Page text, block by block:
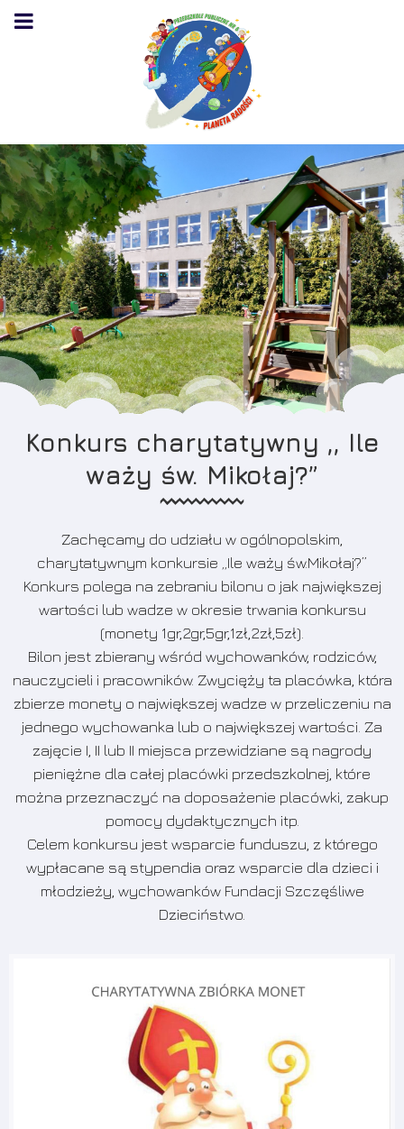
Konkurs charytatywny ,, Ile
waży św. Mikołaj?”
Zachęcamy do udziału w ogólnopolskim,
charytatywnym konkursie „Ile waży św.Mikołaj?”
Konkurs polega na zebraniu bilonu o jak największej
wartości lub wadze w okresie trwania konkursu
(monety 1gr,2gr,5gr,1zł,2zł,5zł).
Bilon jest zbierany wśród wychowanków, rodziców,
nauczycieli i pracowników. Zwycięży ta placówka, która
zbierze monety o największej wadze w przeliczeniu na
jednego wychowanka lub o największej wartości. Za
zajęcie I, II lub II miejsca przewidziane są nagrody
pieniężne dla całej placówki przedszkolnej, które
można przeznaczyć na doposażenie placówki, zakup
pomocy dydaktycznych itp.
Celem konkursu jest wsparcie funduszu, z którego
wypłacane są stypendia oraz wsparcie dla dzieci i
młodzieży, wychowanków Fundacji Szczęśliwe
Dzieciństwo.